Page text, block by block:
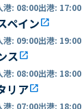
港: 08:00出港: 17:00
ペインopen_in_new
港: 09:00出港: 19:00
スopen_in_new
港: 08:00出港: 18:00
リアopen_in_new
港: 07:00出港: 18:00